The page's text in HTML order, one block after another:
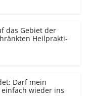
das Gebiet der
Heilprakti­
Darf mein
wieder ins